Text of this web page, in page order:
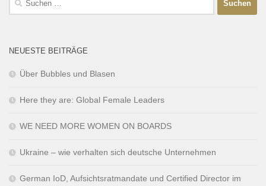
NEUESTE BEITRÄGE
Über Bubbles und Blasen
Here they are: Global Female Leaders
WE NEED MORE WOMEN ON BOARDS
Ukraine – wie verhalten sich deutsche Unternehmen
German IoD, Aufsichtsratmandate und Certified Director im